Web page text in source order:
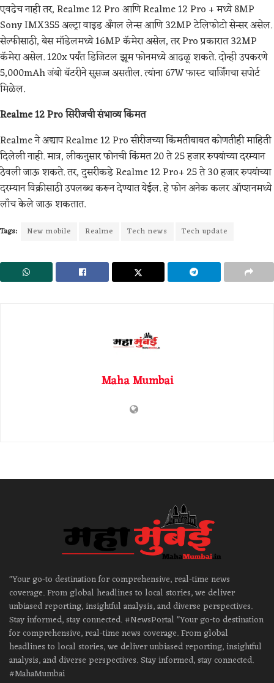
एवढेच नाही तर, Realme 12 Pro आणि Realme 12 Pro + मध्ये 8MP
Sony IMX355 अल्ट्रा वाइड अँगल लेन्स आणि 32MP टेलिफोटो सेन्सर असेल.
सेल्फीसाठी, बेस मॉडेलमध्ये 16MP कॅमेरा असेल, तर Pro प्रकारात 32MP
कॅमेरा असेल. 120x पर्यंत डिजिटल झूम फोनमध्ये आढळू शकते. दोन्ही उपकरणे
5,000mAh जंबो बॅटरीने सुसज्ज असतील. त्यांना 67W फास्ट चार्जिंगचा सपोर्ट
मिळेल.
Realme 12 Pro सिरीजची संभाव्य किंमत
Realme ने अद्याप Realme 12 Pro सीरीजच्या किंमतीबाबत कोणतीही माहिती
दिलेली नाही. मात्र, लीकनुसार फोनची किंमत 20 ते 25 हजार रुपयांच्या दरम्यान
ठेवली जाऊ शकते. तर, दुसरीकडे Realme 12 Pro+ 25 ते 30 हजार रुपयांच्या
दरम्यान विक्रीसाठी उपलब्ध करून देण्यात येईल. हे फोन अनेक कलर ऑप्शनमध्ये
लाँच केले जाऊ शकतात.
Tags: New mobile Realme Tech news Tech update
Maha Mumbai
"Your go-to destination for comprehensive, real-time news
coverage. From global headlines to local stories, we deliver
unbiased reporting, insightful analysis, and diverse perspectives.
Stay informed, stay connected. #NewsPortal "Your go-to destination
for comprehensive, real-time news coverage. From global
headlines to local stories, we deliver unbiased reporting, insightful
analysis, and diverse perspectives. Stay informed, stay connected.
#MahaMumbai